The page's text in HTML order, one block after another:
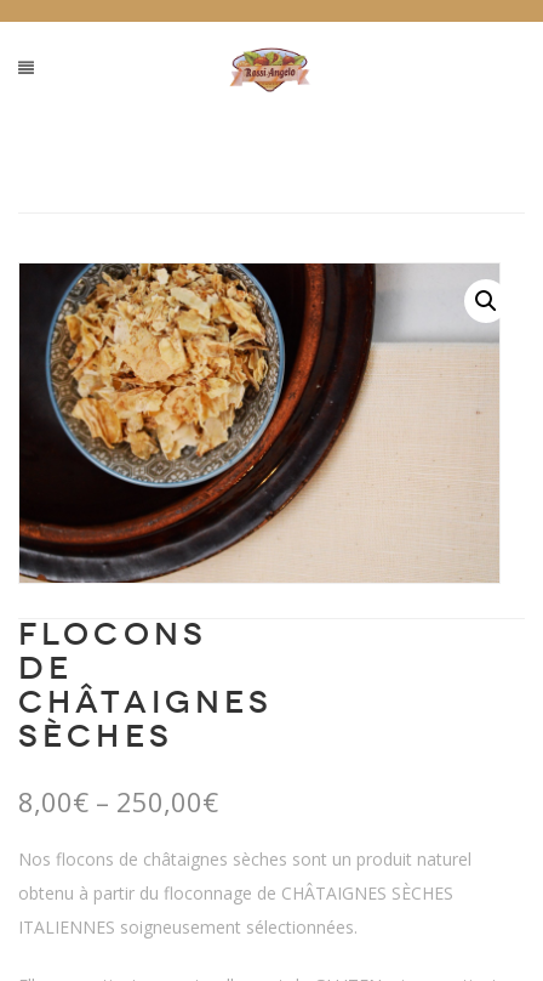
FLOCONS
DE
CHÂTAIGNES
SÈCHES
8,00€ – 250,00€Price
8,00€
through
250,00€
Nos flocons de châtaignes sèches sont un produit naturel
obtenu à partir du floconnage de CHÂTAIGNES SÈCHES
ITALIENNES soigneusement sélectionnées.